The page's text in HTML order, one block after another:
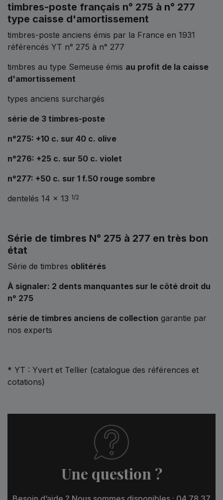
timbres-poste français n° 275 à n° 277
type caisse d'amortissement
timbres-poste anciens émis par la France en 1931
référencés YT n° 275 à n° 277
timbres au type Semeuse émis au profit de la caisse
d'amortissement
types anciens surchargés
série de 3 timbres-poste
n°275: +10 c. sur 40 c. olive
n°276: +25 c. sur 50 c. violet
n°277: +50 c. sur 1 f.50 rouge sombre
dentelés 14 x 13 1/2
Série de timbres N° 275 à 277 en très bon
état
Série de timbres oblitérés
À signaler: 2 dents manquantes sur le côté droit du
n° 275
série de timbres anciens de collection garantie par
nos experts
* YT : Yvert et Tellier (catalogue des références et
cotations)
Une question ?